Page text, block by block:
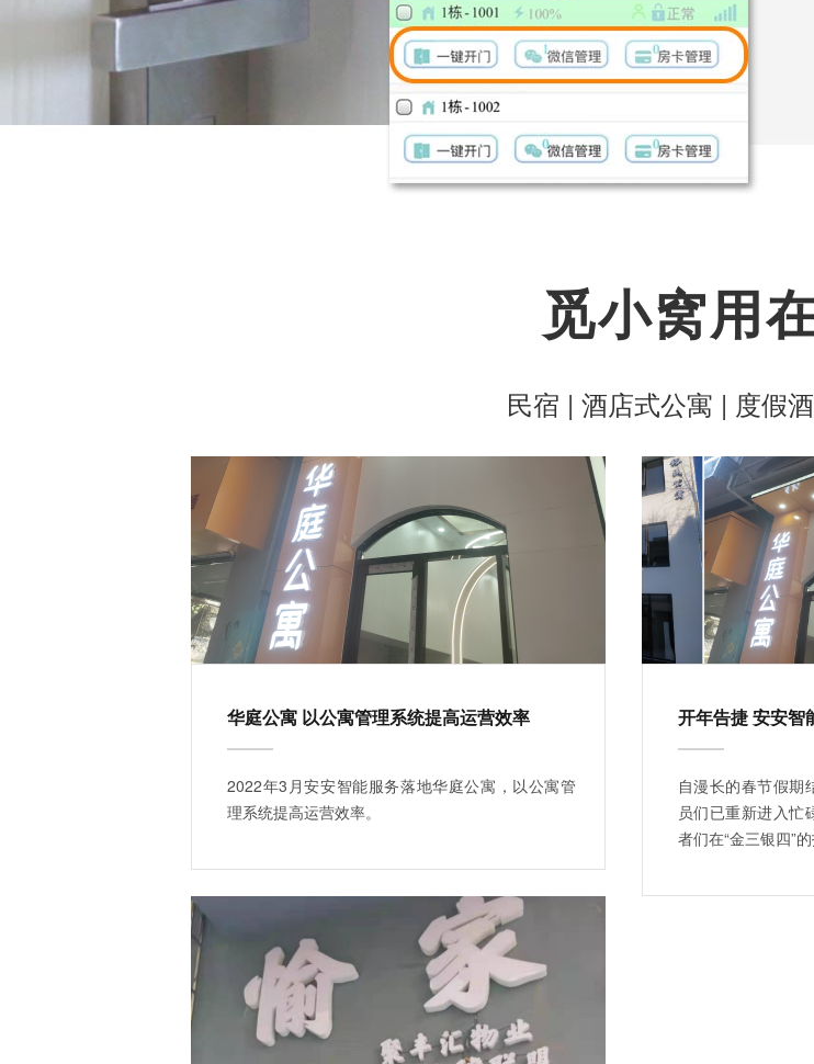
觅小窝用
民宿 | 酒店式公寓 | 度假
华庭公寓 以公寓管理系统提高运营效率
2022年3月安安智能服务落地华庭公寓，以公寓管
理系统提高运营效率。
自漫长的春节假期
员们已重新进入忙
者们在“金三银四”